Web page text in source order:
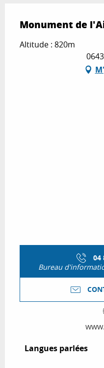
Monument de
Altitude : 820m
04
Bureau
Langues parlées
Langues parlées